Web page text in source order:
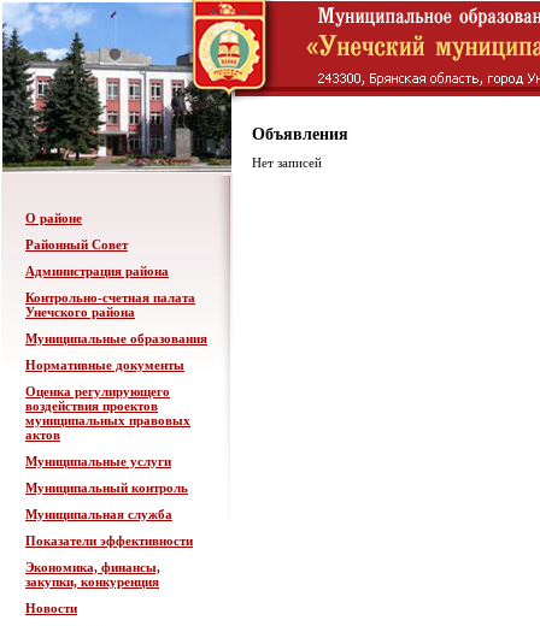
О районе
Районный Совет
Администрация района
Контрольно-счетная палата
Унечского района
Муниципальные образования
Нормативные документы
Оценка регулирующего
воздействия проектов
муниципальных правовых
актов
Муниципальные услуги
Муниципальный контроль
Муниципальная служба
Показатели эффективности
Экономика, финансы,
закупки, конкуренция
Новости
Объявления
Нет записей